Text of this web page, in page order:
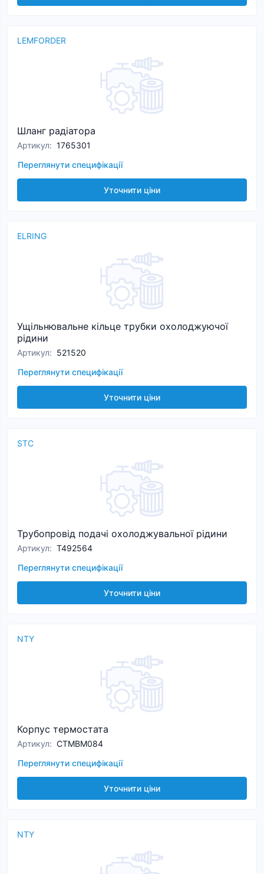
LEMFORDER
Шланг радіатора
Артикул: 1765301
Переглянути специфікації
Уточнити ціни
ELRING
Ущільнювальне кільце трубки охолоджуючої
рідини
Артикул: 521520
Переглянути специфікації
Уточнити ціни
STC
Трубопровід подачі охолоджувальної рідини
Артикул: T492564
Переглянути специфікації
Уточнити ціни
NTY
Корпус термостата
Артикул: CTMBM084
Переглянути специфікації
Уточнити ціни
NTY